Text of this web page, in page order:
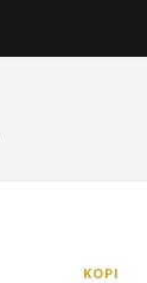
KOPI